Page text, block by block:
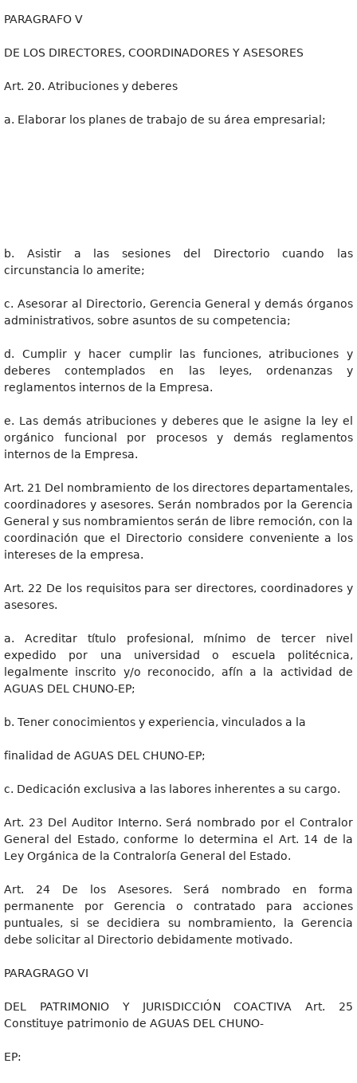
PARAGRAFO V
DE LOS DIRECTORES, COORDINADORES Y ASESORES
Art. 20. Atribuciones y deberes
a. Elaborar los planes de trabajo de su área empresarial;
b. Asistir a las sesiones del Directorio cuando las
circunstancia lo amerite;
c. Asesorar al Directorio, Gerencia General y demás órganos
administrativos, sobre asuntos de su competencia;
d. Cumplir y hacer cumplir las funciones, atribuciones y
deberes contemplados en las leyes, ordenanzas y
reglamentos internos de la Empresa.
e. Las demás atribuciones y deberes que le asigne la ley el
orgánico funcional por procesos y demás reglamentos
internos de la Empresa.
Art. 21 Del nombramiento de los directores departamentales,
coordinadores y asesores. Serán nombrados por la Gerencia
General y sus nombramientos serán de libre remoción, con la
coordinación que el Directorio considere conveniente a los
intereses de la empresa.
Art. 22 De los requisitos para ser directores, coordinadores y
asesores.
a. Acreditar título profesional, mínimo de tercer nivel
expedido por una universidad o escuela politécnica,
legalmente inscrito y/o reconocido, afín a la actividad de
AGUAS DEL CHUNO-EP;
b. Tener conocimientos y experiencia, vinculados a la
finalidad de AGUAS DEL CHUNO-EP;
c. Dedicación exclusiva a las labores inherentes a su cargo.
Art. 23 Del Auditor Interno. Será nombrado por el Contralor
General del Estado, conforme lo determina el Art. 14 de la
Ley Orgánica de la Contraloría General del Estado.
Art. 24 De los Asesores. Será nombrado en forma
permanente por Gerencia o contratado para acciones
puntuales, si se decidiera su nombramiento, la Gerencia
debe solicitar al Directorio debidamente motivado.
PARAGRAGO VI
DEL PATRIMONIO Y JURISDICCIÓN COACTIVA Art. 25
Constituye patrimonio de AGUAS DEL CHUNO-
EP: